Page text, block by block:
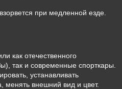
при медленной езде.
как отечественного
так и современные спорткары.
устанавливать
менять внешний вид и цвет.